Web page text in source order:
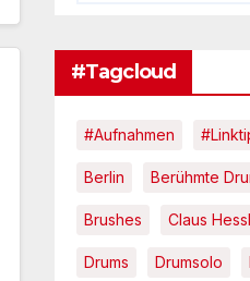
#Tagcloud
#Aufnahmen
Berlin Berühmte
Brushes Claus
Drums Drumsolo